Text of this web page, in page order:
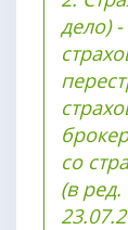
дело)
со
(в